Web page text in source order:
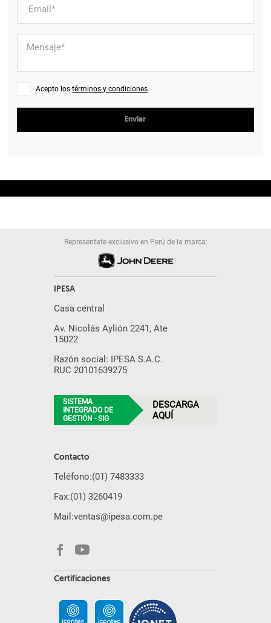
Acepto lostérminos y condiciones
Enviar
Representate exclusivo en Perú de la marca:
IPESA
Casa central
Av. Nicolás Aylión 2241, Ate
15022
Razón social: IPESA S.A.C.
RUC 20101639275
SISTEMA
INTEGRADO DE
GESTIÓN - SIG
DESCARGA
AQUÍ
Contacto
Teléfono:(01) 7483333
Fax:(01) 3260419
Mail:ventas@ipesa.com.pe
Certificaciones